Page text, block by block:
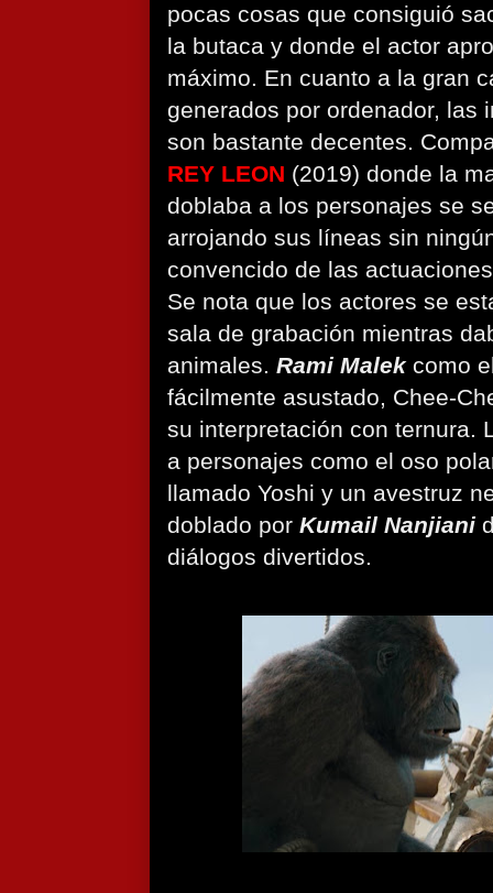
pocas cosas que consiguió
la butaca y donde el actor
máximo. En cuanto a la gran
generados por ordenador, las
son bastante decentes.
REY LEON (2019) donde la
doblaba a los personajes se
arrojando sus líneas sin
convencido de las
Se nota que los actores se
sala de grabación mientras
animales. Rami Malekcomo
fácilmente asustado, Chee-
su interpretación con ternura.
a personajes como el oso
llamado Yoshi y un avestruz
doblado por Kumail Nanjiani
diálogos divertidos.